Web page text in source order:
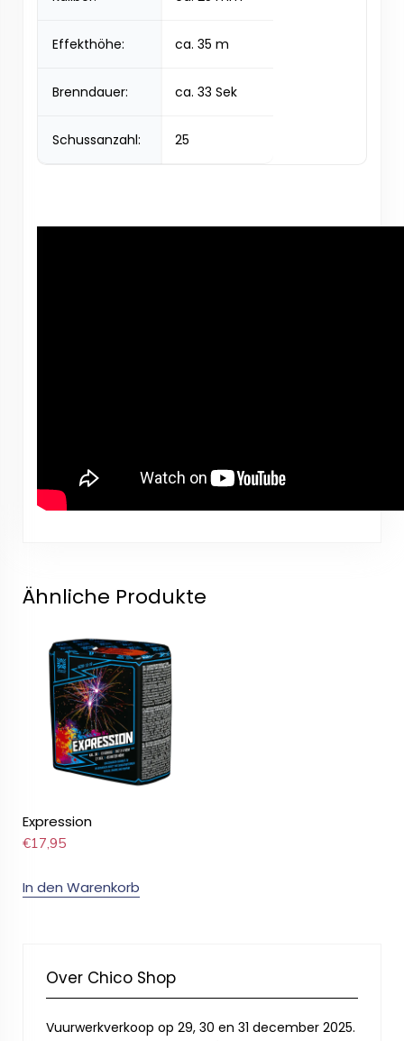
Effekthöhe: ca. 35 m
Brenndauer: ca. 33 Sek
Schussanzahl: 25
Ähnliche Produkte
Expression
€17,95
In den Warenkorb
Over Chico Shop
Vuurwerkverkoop op 29, 30 en 31 december 2025.